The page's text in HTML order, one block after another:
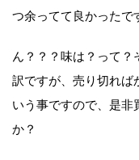
つ余ってて良かったで
ん？？？味は？って？
訳ですが、売り切れば
いう事ですので、是非
か？